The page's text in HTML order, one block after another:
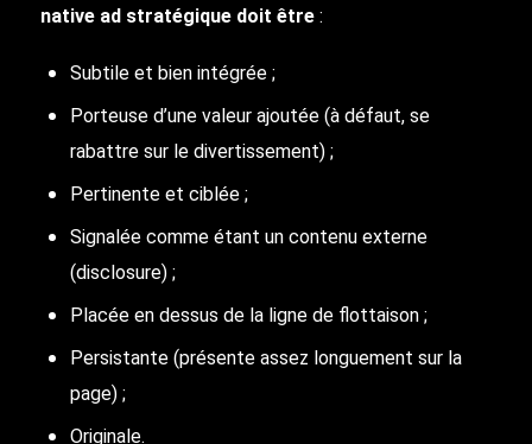
native ad stratégique doit être:
Subtile et bien intégrée ;
Porteuse d’une valeur ajoutée (à défaut, se
rabattre sur le divertissement) ;
Pertinente et ciblée ;
Signalée comme étant un contenu externe
(disclosure) ;
Placée en dessus de la ligne de flottaison ;
Persistante (présente assez longuement sur la
page) ;
Originale.